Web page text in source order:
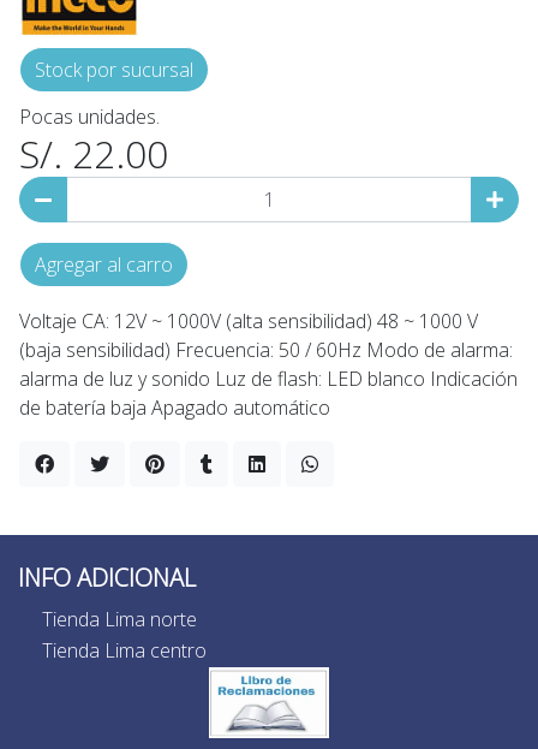
Stock por sucursal
Pocas unidades.
S/. 22.00
Agregar al carro
Voltaje CA: 12V ~ 1000V (alta sensibilidad) 48 ~ 1000 V
(baja sensibilidad) Frecuencia: 50 / 60Hz Modo de alarma:
alarma de luz y sonido Luz de flash: LED blanco Indicación
de batería baja Apagado automático
INFO ADICIONAL
Tienda Lima norte
Tienda Lima centro